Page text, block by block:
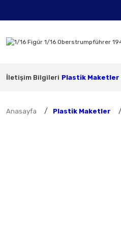
İletişim Bilgileri Plastik Maketler
Anasayfa Plastik Maketler